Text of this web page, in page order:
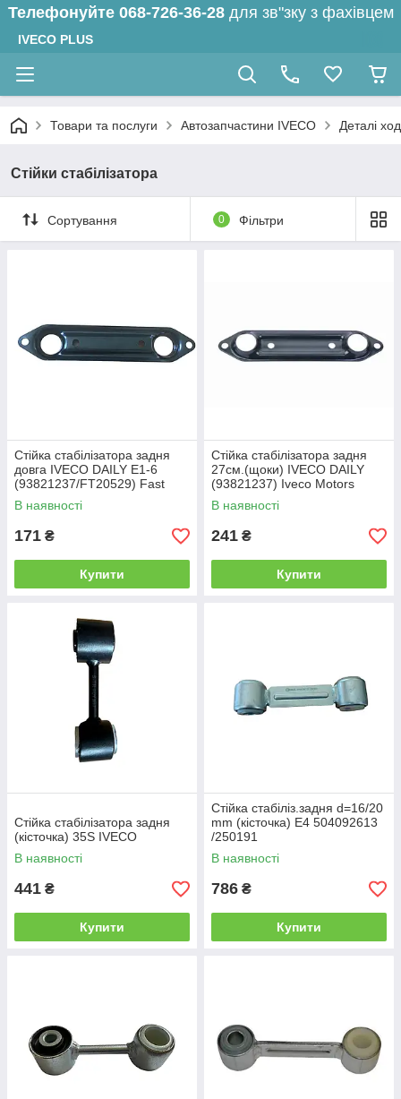
Телефонуйте 068-726-36-28 для зв"зку з фахівцем
IVECO PLUS
Товари та послуги Автозапчастини IVECO Деталі
Стійки стабілізатора
Сортування 0 Фільтри
Стійка стабілізатора задня
довга IVECO DAILY E1-6
(93821237/FT20529) Fast
В наявності
171 ₴
Купити
Стійка стабілізатора задня
27см.(щоки) IVECO DAILY
(93821237) Iveco Motors
В наявності
241 ₴
Купити
Стійка стабілізатора задня
(кісточка) 35S IVECO
В наявності
441 ₴
Купити
Стійка стабіліз.задня d=16/20
mm (кісточка) E4 504092613
/250191
В наявності
786 ₴
Купити